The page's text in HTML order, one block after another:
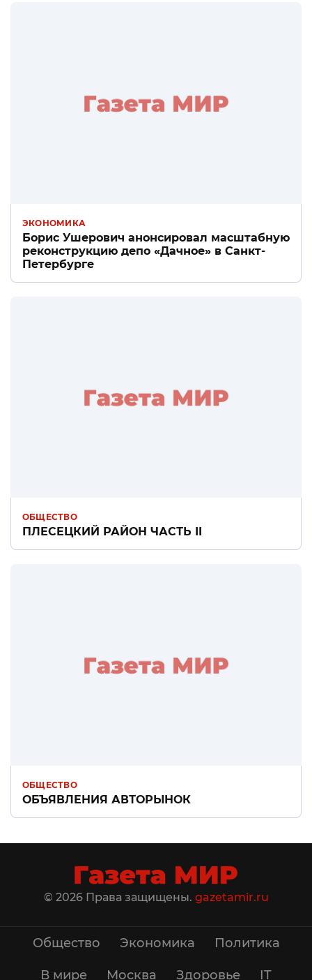
ЭКОНОМИКА
Борис Ушерович анонсировал масштабную
реконструкцию депо «Дачное» в Санкт-
Петербурге
ОБЩЕСТВО
ПЛЕСЕЦКИЙ РАЙОН ЧАСТЬ II
ОБЩЕСТВО
ОБЪЯВЛЕНИЯ АВТОРЫНОК
© 2026 Права защищены. gazetamir.ru
Общество Экономика Политика
В мире Москва Здоровье IT